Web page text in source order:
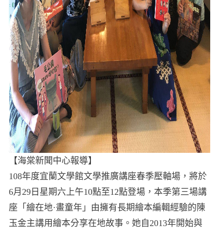
【海棠新聞中心報導】
108年度宜蘭文學館文學推廣講座春季壓軸場，將於
6月29日星期六上午10點至12點登場，本季第三場講
座「繪在地·畫童年」由擁有長期繪本編輯經驗的陳
玉金主講用繪本分享在地故事。她自2013年開始與